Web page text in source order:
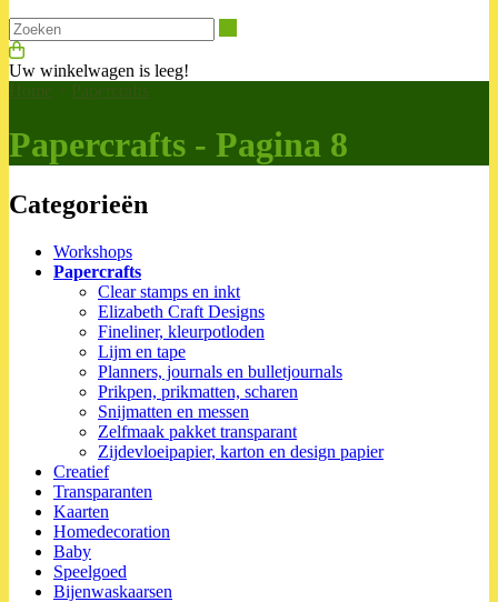
Uw winkelwagen is leeg!
Home
Papercrafts
Papercrafts - Pagina 8
Categorieën
Workshops
Papercrafts
Clear stamps en inkt
Elizabeth Craft Designs
Fineliner, kleurpotloden
Lijm en tape
Planners, journals en bulletjournals
Prikpen, prikmatten, scharen
Snijmatten en messen
Zelfmaak pakket transparant
Zijdevloeipapier, karton en design papier
Creatief
Transparanten
Kaarten
Homedecoration
Baby
Speelgoed
Bijenwaskaarsen